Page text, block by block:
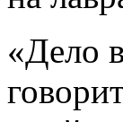
«Дело